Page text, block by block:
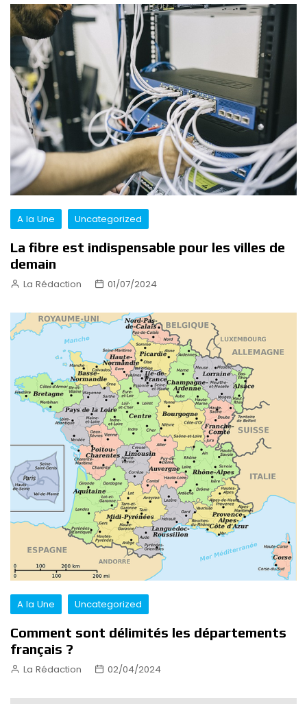
A la Une Uncategorized
La fibre est indispensable pour les villes de
demain
La Rédaction 01/07/2024
A la Une Uncategorized
Comment sont délimités les départements
français ?
La Rédaction 02/04/2024